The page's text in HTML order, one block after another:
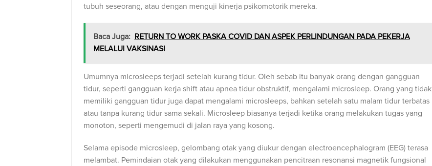
tubuh seseorang, atau dengan menguji kinerja psikomotorik mereka.
Baca Juga: RETURN TO WORK PASKA COVID DAN ASPEK PERLINDUNGAN PADA PEKERJA
MELALUI VAKSINASI
Umumnya microsleeps terjadi setelah kurang tidur. Oleh sebab itu banyak orang dengan gangguan
tidur, seperti gangguan kerja shift atau apnea tidur obstruktif, mengalami microsleep. Orang yang tidak
memiliki gangguan tidur juga dapat mengalami microsleeps, bahkan setelah satu malam tidur terbatas
atau tanpa kurang tidur sama sekali. Microsleep biasanya terjadi ketika orang melakukan tugas yang
monoton, seperti mengemudi di jalan raya yang kosong.
Selama episode microsleep, gelombang otak yang diukur dengan electroencephalogram (EEG) terasa
melambat. Pemindaian otak yang dilakukan menggunakan pencitraan resonansi magnetik fungsional